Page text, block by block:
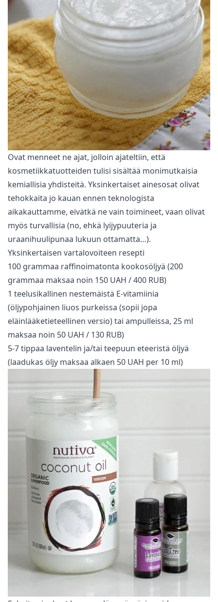
Ovat menneet ne ajat, jolloin ajateltiin, että
kosmetiikkatuotteiden tulisi sisältää monimutkaisia
kemiallisia yhdisteitä. Yksinkertaiset ainesosat olivat
tehokkaita jo kauan ennen teknologista
aikakauttamme, eivätkä ne vain toimineet, vaan olivat
myös turvallisia (no, ehkä lyijypuuteria ja
uraanihuulipunaa lukuun ottamatta…).
Yksinkertaisen vartalovoiteen resepti
100 grammaa raffinoimatonta kookosöljyä (200
grammaa maksaa noin 150 UAH / 400 RUB)
1 teelusikallinen nestemäistä E-vitamiinia
(öljypohjainen liuos purkeissa (sopii jopa
eläinlääketieteellinen versio) tai ampulleissa, 25 ml
maksaa noin 50 UAH / 130 RUB)
5-7 tippaa laventelin ja/tai teepuun eteeristä öljyä
(laadukas öljy maksaa alkaen 50 UAH per 10 ml)